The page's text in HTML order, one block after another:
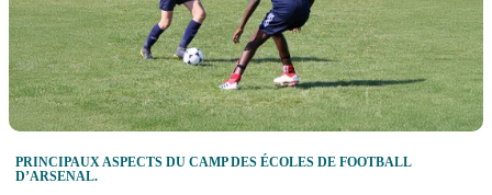
PRINCIPAUX ASPECTS DU CAMP DES ÉCOLES DE FOOTBALL
D’ARSENAL.